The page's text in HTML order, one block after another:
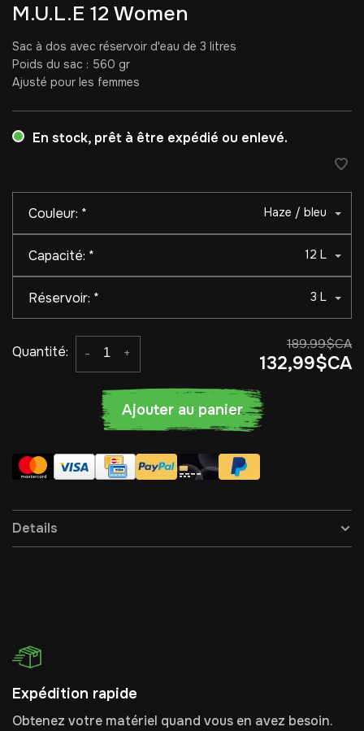
M.U.L.E 12 Women
Sac à dos avec réservoir d'eau de 3 litres
Poids du sac : 560 gr
Ajusté pour les femmes
En stock, prêt à être expédié ou enlevé.
Couleur: * Haze / bleu
Capacité: * 12 L
Réservoir: * 3 L
Quantité: +
-
189,99$CA
132,99$CA
Ajouter au panier
Details
Expédition rapide
Obtenez votre matériel quand vous en avez besoin.